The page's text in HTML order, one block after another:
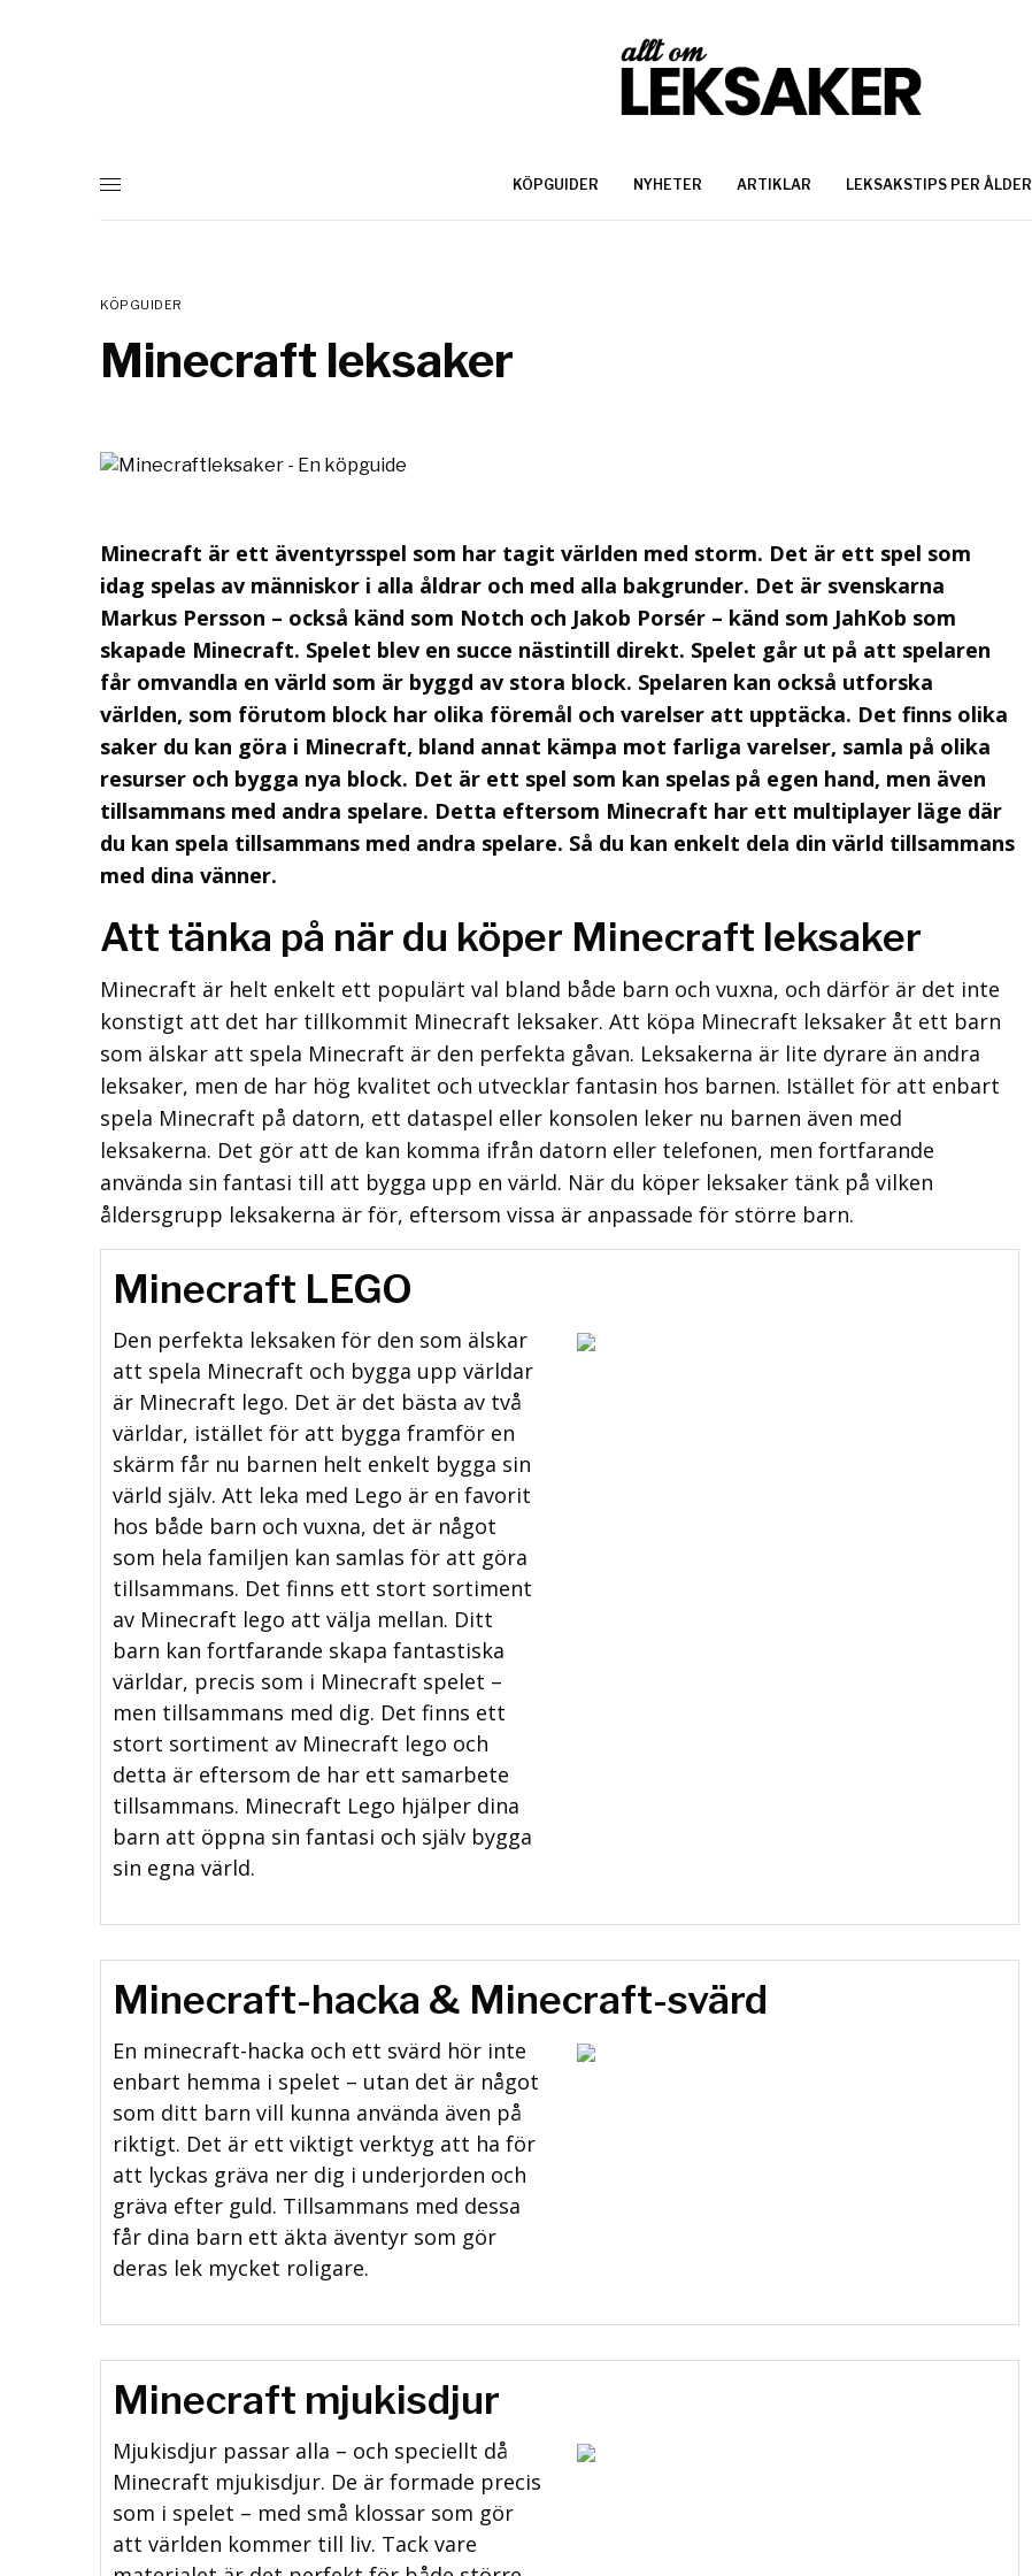
KÖPGUIDER NYHETER ARTIKLAR LEKSAKSTIPS PER ÅLDER
KÖPGUIDER
Minecraft leksaker
Minecraft är ett äventyrsspel som har tagit världen med storm. Det är ett spel som
idag spelas av människor i alla åldrar och med alla bakgrunder. Det är svenskarna
Markus Persson – också känd som Notch och Jakob Porsér – känd som JahKob som
skapade Minecraft. Spelet blev en succe nästintill direkt. Spelet går ut på att spelaren
får omvandla en värld som är byggd av stora block. Spelaren kan också utforska
världen, som förutom block har olika föremål och varelser att upptäcka. Det finns olika
saker du kan göra i Minecraft, bland annat kämpa mot farliga varelser, samla på olika
resurser och bygga nya block. Det är ett spel som kan spelas på egen hand, men även
tillsammans med andra spelare. Detta eftersom Minecraft har ett multiplayer läge där
du kan spela tillsammans med andra spelare. Så du kan enkelt dela din värld tillsammans
med dina vänner.
Att tänka på när du köper Minecraft leksaker
Minecraft är helt enkelt ett populärt val bland både barn och vuxna, och därför är det inte
konstigt att det har tillkommit Minecraft leksaker. Att köpa Minecraft leksaker åt ett barn
som älskar att spela Minecraft är den perfekta gåvan. Leksakerna är lite dyrare än andra
leksaker, men de har hög kvalitet och utvecklar fantasin hos barnen. Istället för att enbart
spela Minecraft på datorn, ett dataspel eller konsolen leker nu barnen även med
leksakerna. Det gör att de kan komma ifrån datorn eller telefonen, men fortfarande
använda sin fantasi till att bygga upp en värld. När du köper leksaker tänk på vilken
åldersgrupp leksakerna är för, eftersom vissa är anpassade för större barn.
Minecraft LEGO
Den perfekta leksaken för den som älskar
att spela Minecraft och bygga upp världar
är Minecraft lego. Det är det bästa av två
världar, istället för att bygga framför en
skärm får nu barnen helt enkelt bygga sin
värld själv. Att leka med Lego är en favorit
hos både barn och vuxna, det är något
som hela familjen kan samlas för att göra
tillsammans. Det finns ett stort sortiment
av Minecraft lego att välja mellan. Ditt
barn kan fortfarande skapa fantastiska
världar, precis som i Minecraft spelet –
men tillsammans med dig. Det finns ett
stort sortiment av Minecraft lego och
detta är eftersom de har ett samarbete
tillsammans. Minecraft Lego hjälper dina
barn att öppna sin fantasi och själv bygga
sin egna värld.
Minecraft-hacka & Minecraft-svärd
En minecraft-hacka och ett svärd hör inte
enbart hemma i spelet – utan det är något
som ditt barn vill kunna använda även på
riktigt. Det är ett viktigt verktyg att ha för
att lyckas gräva ner dig i underjorden och
gräva efter guld. Tillsammans med dessa
får dina barn ett äkta äventyr som gör
deras lek mycket roligare.
Minecraft mjukisdjur
Mjukisdjur passar alla – och speciellt då
Minecraft mjukisdjur. De är formade precis
som i spelet – med små klossar som gör
att världen kommer till liv. Tack vare